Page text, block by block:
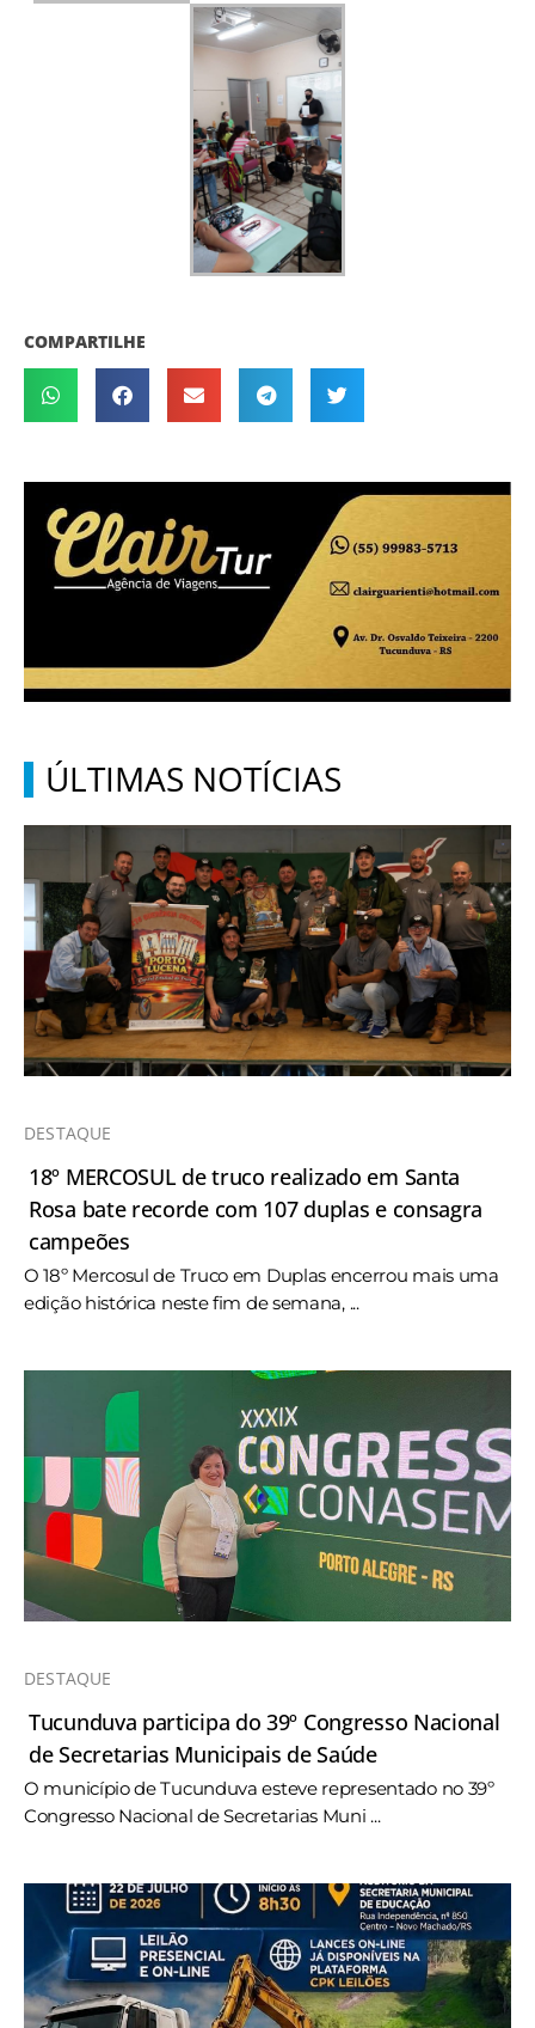
COMPARTILHE
ÚLTIMAS NOTÍCIAS
DESTAQUE
18º MERCOSUL de truco realizado em Santa
Rosa bate recorde com 107 duplas e consagra
campeões
O 18º Mercosul de Truco em Duplas encerrou mais uma
edição histórica neste fim de semana, ...
DESTAQUE
Tucunduva participa do 39º Congresso Nacional
de Secretarias Municipais de Saúde
O município de Tucunduva esteve representado no 39º
Congresso Nacional de Secretarias Muni ...